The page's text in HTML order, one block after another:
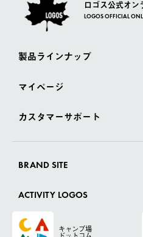
ロゴス公式オン
LOGOS OFFICIAL
製品ラインナップ
マイページ
カスタマーサポート
BRAND SITE
ACTIVITY LOGOS
キャンプ場
ドットコム